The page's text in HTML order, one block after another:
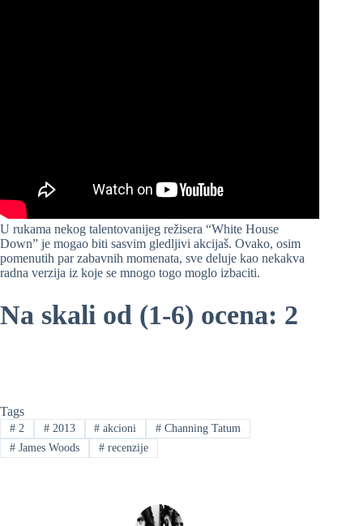
U rukama nekog talentovanijeg režisera “White House
Down” je mogao biti sasvim gledljivi akcijaš. Ovako, osim
pomenutih par zabavnih momenata, sve deluje kao nekakva
radna verzija iz koje se mnogo togo moglo izbaciti.
Na skali od (1-6) ocena: 2
Tags
#2 #2013 # akcioni # Channing Tatum
#James Woods #recenzije